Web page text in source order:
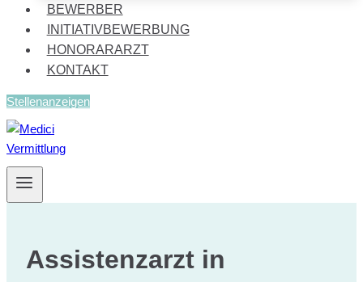
BEWERBER
INITIATIVBEWERBUNG
HONORARARZT
KONTAKT
Stellenanzeigen
Assistenzarzt in